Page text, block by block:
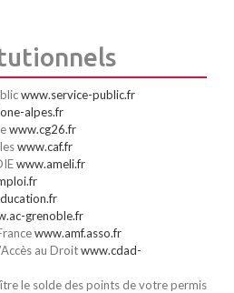
www.service-public.fr
alpes.fr
www.cg26.fr
www.caf.fr
www.ameli.fr
grenoble.fr
www.amf.asso.fr
au Droitwww.cdad-
le solde des points de votre permis